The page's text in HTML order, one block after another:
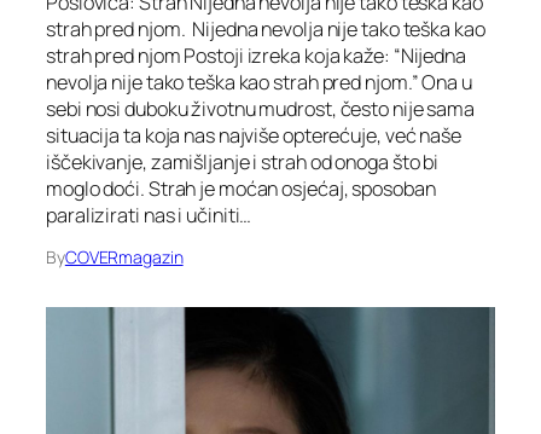
strah pred njom. Nijedna nevolja nije tako teška kao
strah pred njom Postoji izreka koja kaže: “Nijedna
nevolja nije tako teška kao strah pred njom.” Ona u
sebi nosi duboku životnu mudrost, često nije sama
situacija ta koja nas najviše opterećuje, već naše
iščekivanje, zamišljanje i strah od onoga što bi
moglo doći. Strah je moćan osjećaj, sposoban
paralizirati nas i učiniti…
ByCOVERmagazin